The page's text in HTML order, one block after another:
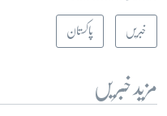
خبریں پاکستان
مزید خبریں